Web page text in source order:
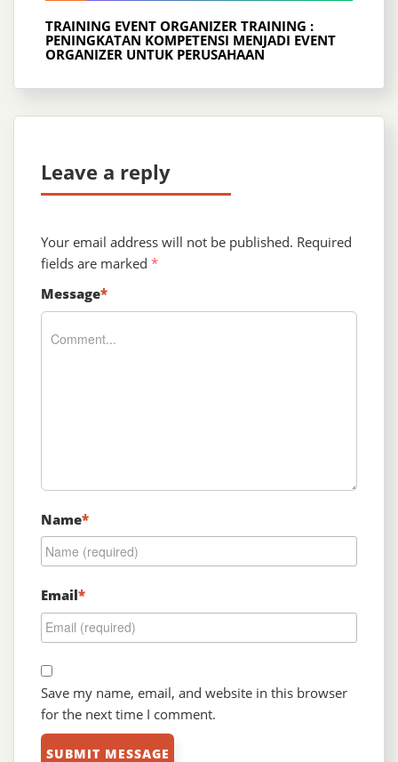
TRAINING EVENT ORGANIZER TRAINING :
PENINGKATAN KOMPETENSI MENJADI EVENT
ORGANIZER UNTUK PERUSAHAAN
Leave a reply
Your email address will not be published. Required
fields are marked *
Message*
Name*
Email*
Save my name, email, and website in this browser
for the next time I comment.